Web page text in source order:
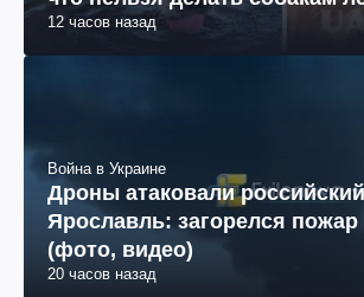
12 часов назад
Война в Украине
Дроны атаковали российский
Ярославль: загорелся
(фото, видео)
20 часов назад